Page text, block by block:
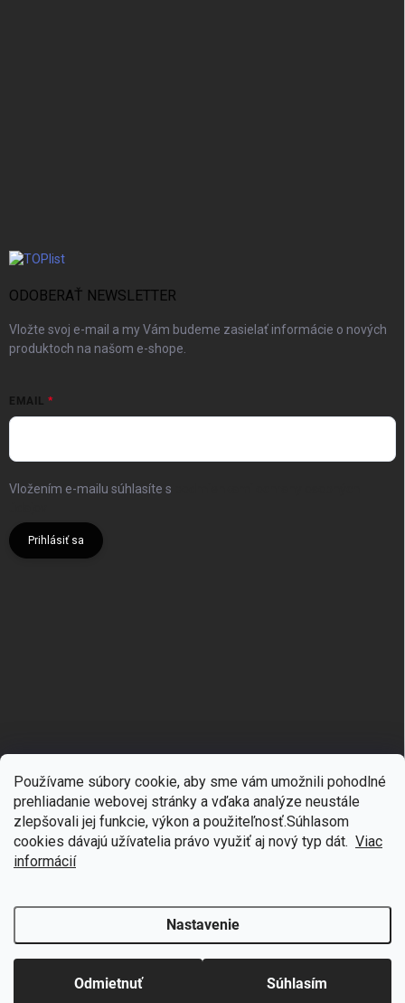
Používame súbory cookie, aby sme vám umožnili pohodlné
prehliadanie webovej stránky a vďaka analýze neustále
zlepšovali jej funkcie, výkon a použiteľnosť.Súhlasom
cookies dávajú užívatelia právo využiť aj nový typ dát. Viac
informácií
Nastavenie
Odmietnuť Súhlasím
ODOBERAŤ NEWSLETTER
Vložte svoj e-mail a my Vám budeme zasielať informácie o nových
produktoch na našom e-shope.
EMAIL
Vložením e-mailu súhlasíte s
Prihlásiť sa
Copyright 2026 mgmoda.sk . Všetky práva vyhradené.Upraviť nastavenie
🎁Získajte 7 % zľavu na prvý nákup
Prihláste sa k odberu noviniek
Chcem zľavu